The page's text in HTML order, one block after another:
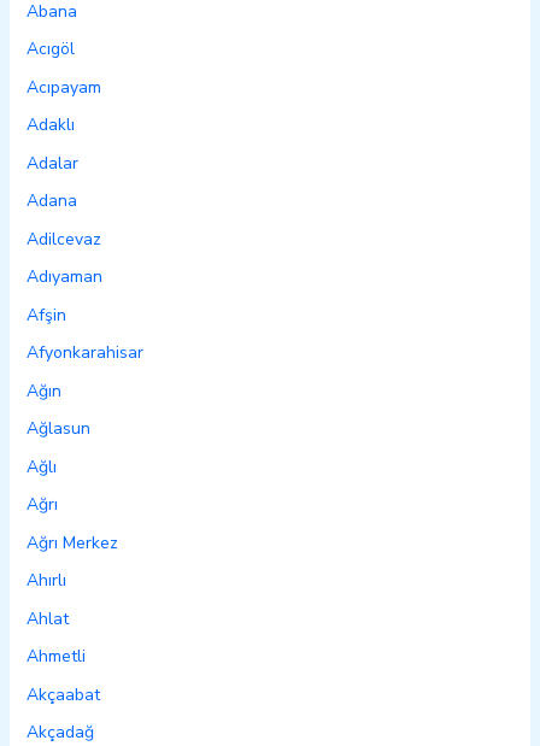
Abana
Acıgöl
Acıpayam
Adaklı
Adalar
Adana
Adilcevaz
Adıyaman
Afşin
Afyonkarahisar
Ağın
Ağlasun
Ağlı
Ağrı
Ağrı Merkez
Ahırlı
Ahlat
Ahmetli
Akçaabat
Akçadağ